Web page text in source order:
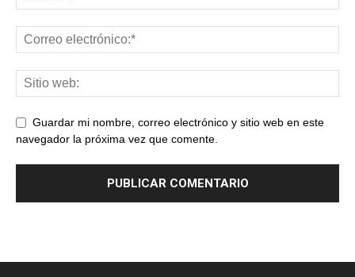
Guardar mi nombre, correo electrónico y sitio web en este
navegador la próxima vez que comente.